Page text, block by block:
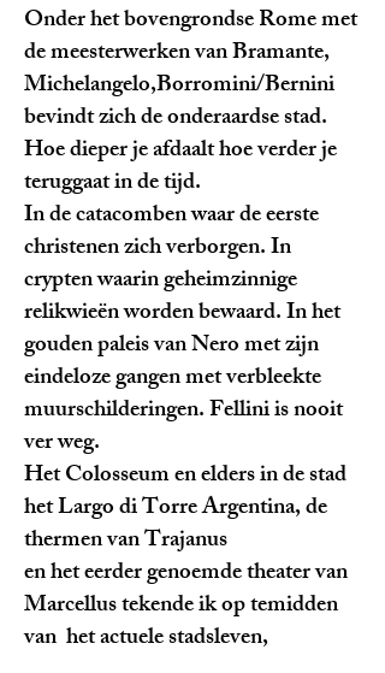
Onder het bovengrondse Rome met
de meesterwerken van Bramante,
Michelangelo,Borromini/Bernini
bevindt zich de onderaardse stad.
Hoe dieper je afdaalt hoe verder je
teruggaat in de tijd.
In de catacomben waar de eerste
christenen zich verborgen. In
crypten waarin geheimzinnige
relikwieën worden bewaard. In het
gouden paleis van Nero met zijn
eindeloze gangen met verbleekte
muurschilderingen. Fellini is nooit
ver weg.
Het Colosseum en elders in de stad
het Largo di Torre Argentina, de
thermen van Trajanus
en het eerder genoemde theater van
Marcellus tekende ik op temidden
van het actuele stadsleven,